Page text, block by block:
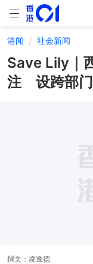
港闻 社会新闻
Save Lily｜
注 设跨部门
撰文： 凌逸德